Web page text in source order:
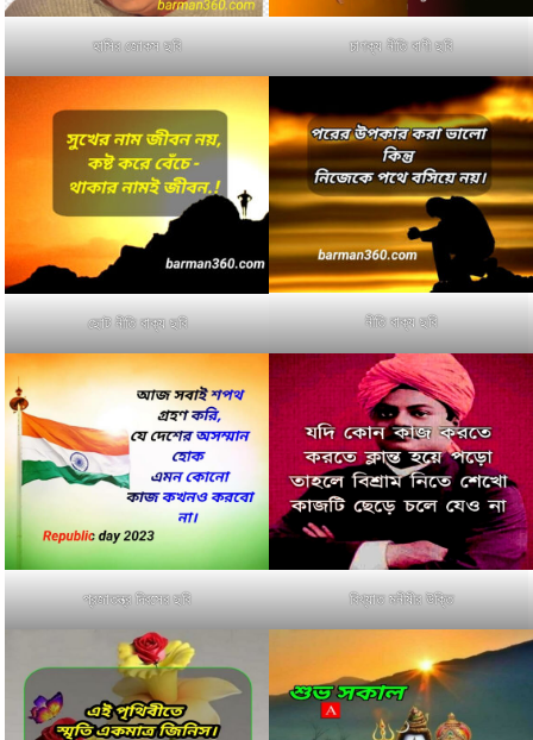
হাসির জোকস ছবি চাণক্য নীতি বাণী ছবি
ছোট নীতি বাক্য ছবি নীতি বাক্য ছবি
প্রজাতন্ত্র দিবসের ছবি বিখ্যাত মনীষীর উক্তি